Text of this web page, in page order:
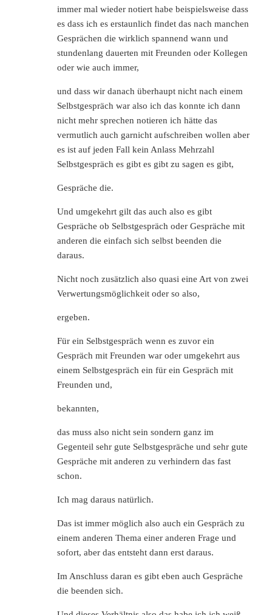
immer mal wieder notiert habe beispielsweise dass
es dass ich es erstaunlich findet das nach manchen
Gesprächen die wirklich spannend wann und
stundenlang dauerten mit Freunden oder Kollegen
oder wie auch immer,
und dass wir danach überhaupt nicht nach einem
Selbstgespräch war also ich das konnte ich dann
nicht mehr sprechen notieren ich hätte das
vermutlich auch garnicht aufschreiben wollen aber
es ist auf jeden Fall kein Anlass Mehrzahl
Selbstgespräch es gibt es gibt zu sagen es gibt,
Gespräche die.
Und umgekehrt gilt das auch also es gibt
Gespräche ob Selbstgespräch oder Gespräche mit
anderen die einfach sich selbst beenden die
daraus.
Nicht noch zusätzlich also quasi eine Art von zwei
Verwertungsmöglichkeit oder so also,
ergeben.
Für ein Selbstgespräch wenn es zuvor ein
Gespräch mit Freunden war oder umgekehrt aus
einem Selbstgespräch ein für ein Gespräch mit
Freunden und,
bekannten,
das muss also nicht sein sondern ganz im
Gegenteil sehr gute Selbstgespräche und sehr gute
Gespräche mit anderen zu verhindern das fast
schon.
Ich mag daraus natürlich.
Das ist immer möglich also auch ein Gespräch zu
einem anderen Thema einer anderen Frage und
sofort, aber das entsteht dann erst daraus.
Im Anschluss daran es gibt eben auch Gespräche
die beenden sich.